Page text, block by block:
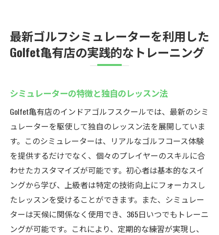
最新ゴルフシミュレーターを利用した
Golfet亀有店の実践的なトレーニング
シミュレーターの特徴と独自のレッスン法
Golfet亀有店のインドアゴルフスクールでは、最新のシミ
ュレーターを駆使して独自のレッスン法を展開していま
す。このシミュレーターは、リアルなゴルフコース体験
を提供するだけでなく、個々のプレイヤーのスキルに合
わせたカスタマイズが可能です。初心者は基本的なスイ
ングから学び、上級者は特定の技術向上にフォーカスし
たレッスンを受けることができます。また、シミュレー
ターは天候に関係なく使用でき、365日いつでもトレーニ
ングが可能です。これにより、定期的な練習が実現し、